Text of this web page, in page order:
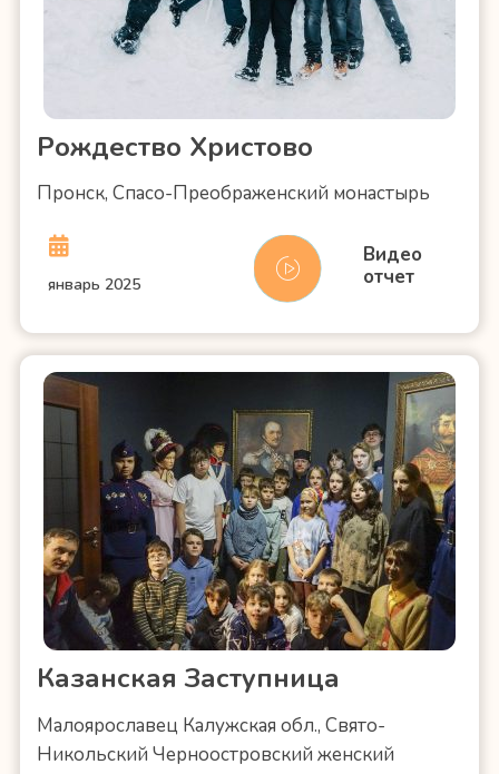
Рождество Христово
Пронск, Спасо-Преображенский монастырь
январь 2025
Видео
отчет
Казанская Заступница
Малоярославец Калужская обл., Свято-
Никольский Черноостровский женский